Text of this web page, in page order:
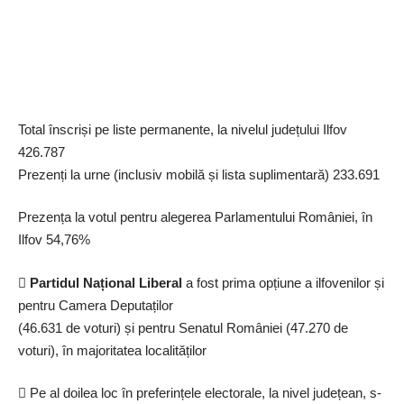
Această zi este prilej de a savura
preparate tradiționale, cum ar fi fasolea cu cârnați, sarmalele și
cârnații, alături de vin fiert sau
comunitățile ilfovene nu fac
excepție!
1 Decembrie – Un nume de cinste și onoare
fost, din nou, o zi de adâncă încărcătură emoțională și
Total înscriși pe liste permanente, la nivelul județului Ilfov
426.787
Prezenți la urne (inclusiv mobilă și lista suplimentară) 233.691
Prezența la votul pentru alegerea Parlamentului României, în
Ilfov 54,76%
 Partidul Național Liberal a fost prima opțiune a ilfovenilor și
pentru Camera Deputaților
(46.631 de voturi) și pentru Senatul României (47.270 de
voturi), în majoritatea localităților
 Pe al doilea loc în preferințele electorale, la nivel județean, s-